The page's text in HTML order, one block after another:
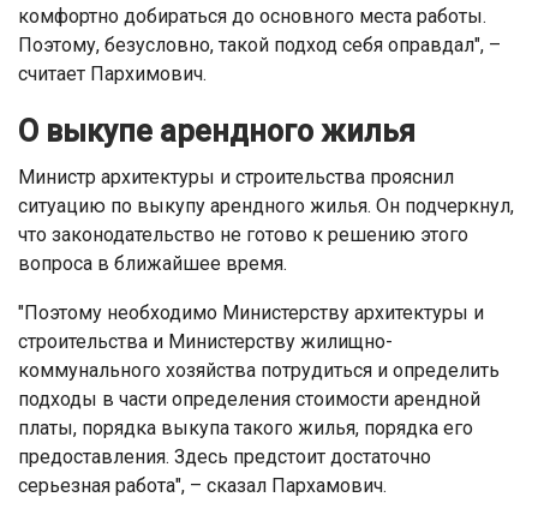
комфортно добираться до основного места работы.
Поэтому, безусловно, такой подход себя оправдал", –
считает Пархимович.
О выкупе арендного жилья
Министр архитектуры и строительства прояснил
ситуацию по выкупу арендного жилья. Он подчеркнул,
что законодательство не готово к решению этого
вопроса в ближайшее время.
"Поэтому необходимо Министерству архитектуры и
строительства и Министерству жилищно-
коммунального хозяйства потрудиться и определить
подходы в части определения стоимости арендной
платы, порядка выкупа такого жилья, порядка его
предоставления. Здесь предстоит достаточно
серьезная работа", – сказал Пархамович.